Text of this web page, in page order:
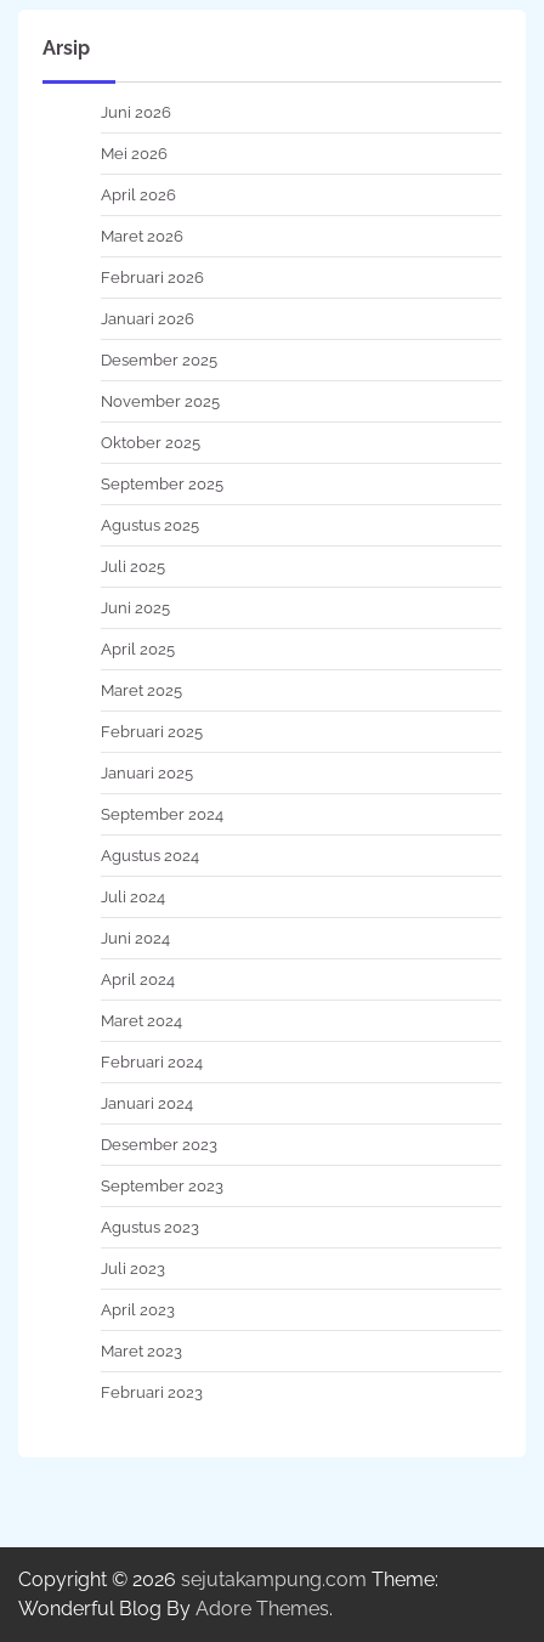
Arsip
Juni 2026
Mei 2026
April 2026
Maret 2026
Februari 2026
Januari 2026
Desember 2025
November 2025
Oktober 2025
September 2025
Agustus 2025
Juli 2025
Juni 2025
April 2025
Maret 2025
Februari 2025
Januari 2025
September 2024
Agustus 2024
Juli 2024
Juni 2024
April 2024
Maret 2024
Februari 2024
Januari 2024
Desember 2023
September 2023
Agustus 2023
Juli 2023
April 2023
Maret 2023
Februari 2023
Copyright © 2026 sejutakampung.com Theme:
Wonderful Blog By Adore Themes.